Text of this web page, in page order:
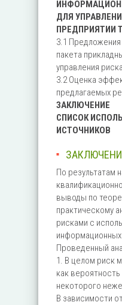
ДЛЯ
ПРЕДПРИЯТИИ
3.1
пакета
управления
3.2 Оценка
предлагаемых
ЗАКЛЮЧЕНИЕ
СПИСОК
ИСТОЧНИКОВ
По результатам
выводы по
практическому
рисками с
информационных
Проведенный
1. В целом риск
как
некоторого
В зависимости